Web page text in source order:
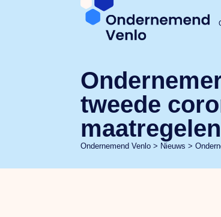
tweede
Ondernemend Venlo > Nieuws >